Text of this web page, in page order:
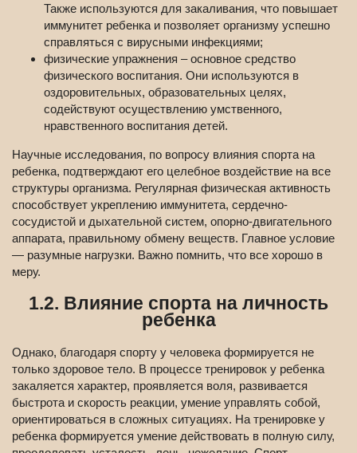
Также используются для закаливания, что повышает
иммунитет ребенка и позволяет организму успешно
справляться с вирусными инфекциями;
физические упражнения – основное средство
физического воспитания. Они используются в
оздоровительных, образовательных целях,
содействуют осуществлению умственного,
нравственного воспитания детей.
Научные исследования, по вопросу влияния спорта на
ребенка, подтверждают его целебное воздействие на все
структуры организма. Регулярная физическая активность
способствует укреплению иммунитета, сердечно-
сосудистой и дыхательной систем, опорно-двигательного
аппарата, правильному обмену веществ. Главное условие
— разумные нагрузки. Важно помнить, что все хорошо в
меру.
1.2. Влияние спорта на личность
ребенка
Однако, благодаря спорту у человека формируется не
только здоровое тело. В процессе тренировок у ребенка
закаляется характер, проявляется воля, развивается
быстрота и скорость реакции, умение управлять собой,
ориентироваться в сложных ситуациях. На тренировке у
ребенка формируется умение действовать в полную силу,